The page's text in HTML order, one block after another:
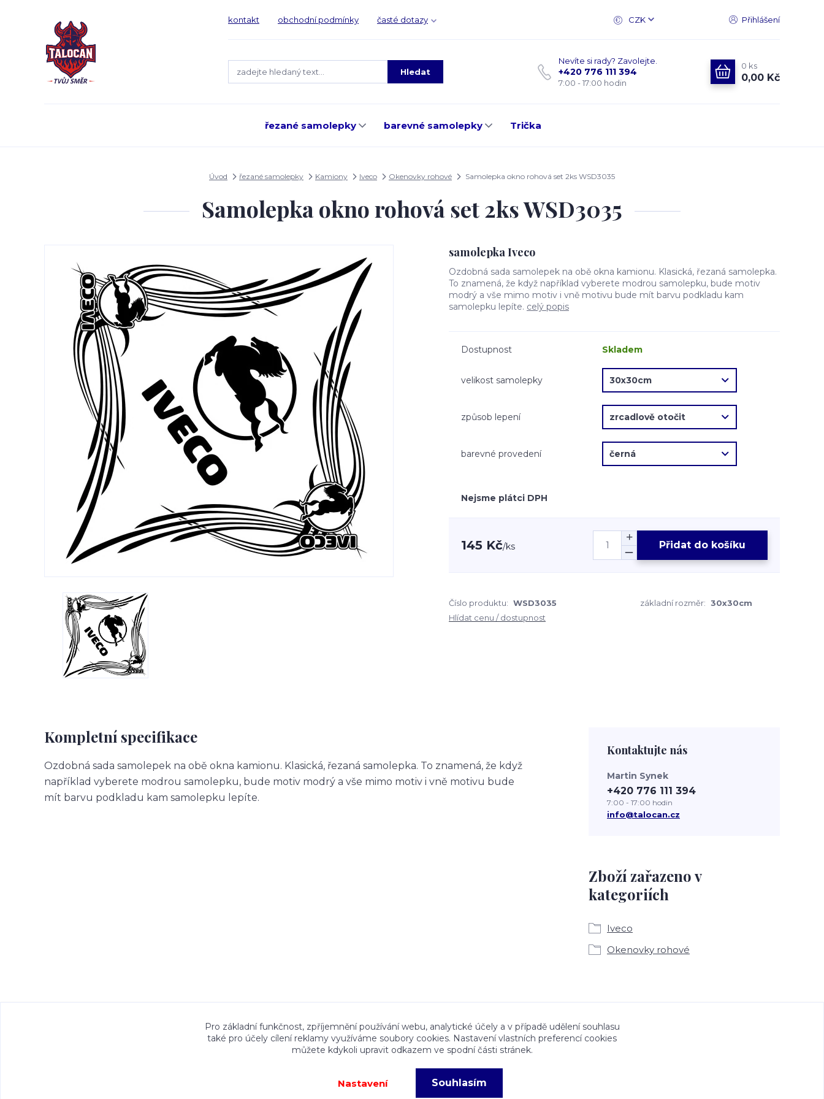
kontakt obchodní podmínky časté dotazy CZK Přihlášení
Hledat
Nevíte si rady? Zavolejte.
+420 776 111 394
7:00 - 17:00 hodin
0 ks
0,00 Kč
řezané samolepky barevné samolepky Trička
Úvod řezané samolepky Kamiony Iveco Okenovky rohové Samolepka okno rohová set 2ks WSD3035
Samolepka okno rohová set 2ks WSD3035
samolepka Iveco
Ozdobná sada samolepek na obě okna kamionu. Klasická, řezaná samolepka.
To znamená, že když například vyberete modrou samolepku, bude motiv
modrý a vše mimo motiv i vně motivu bude mít barvu podkladu kam
samolepku lepíte. celý popis
Dostupnost Skladem
velikost samolepky
způsob lepení
barevné provedení
Nejsme plátci DPH
145 Kč/ks Přidat do košíku
Číslo produktu: WSD3035 základní rozměr: 30x30cm
Hlídat cenu / dostupnost
Kompletní specifikace
Ozdobná sada samolepek na obě okna kamionu. Klasická, řezaná samolepka. To znamená, že když
například vyberete modrou samolepku, bude motiv modrý a vše mimo motiv i vně motivu bude
mít barvu podkladu kam samolepku lepíte.
Zboží zařazeno v
kategoriích
Iveco
Okenovky rohové
Kontaktujte nás
Martin Synek
+420 776 111 394
7:00 - 17:00 hodin
info@talocan.cz
Veškeré fotografie, grafické návrhy, vizualizace a textový obsah zveřejněný na stránkách Talocan.cz a CeskeSamolepky.cz jsou chráněny autorským
právem. Jejich použití bez předchozího písemného souhlasu provozovatele je zakázáno.
Pro základní funkčnost, zpříjemnění používání webu, analytické účely a v případě udělení souhlasu
také pro účely cílení reklamy využíváme soubory cookies. Nastavení vlastních preferencí cookies
můžete kdykoli upravit odkazem ve spodní části stránek.
Nastavení Souhlasím